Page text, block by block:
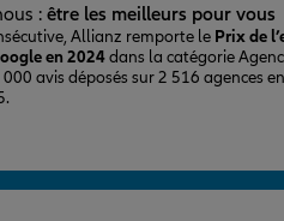
: être les meilleurs pour vous
Allianz remporte le Prix de
en 2024dans la catégorie
000 avis déposés sur 2 516 agences